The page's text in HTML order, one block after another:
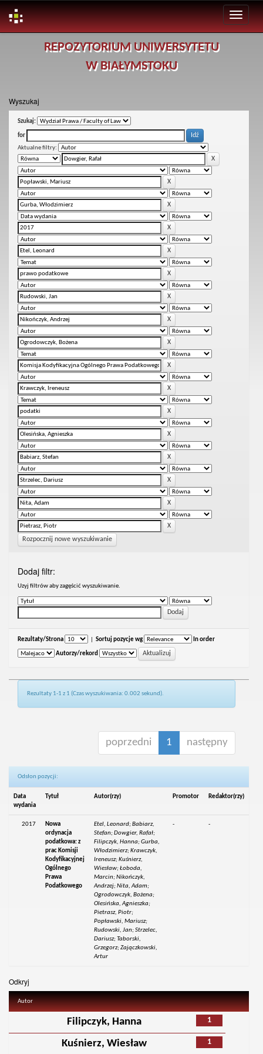
REPOZYTORIUM UNIWERSYTETU
W BIAŁYMSTOKU
Wyszukaj
Szukaj:
for
Aktualne filtry:
Rozpocznij nowe wyszukiwanie
Dodaj filtr:
Uzyj filtrów aby zagęścić wyszukiwanie.
Rezultaty/Strona Sortuj pozycje wg In order
Autorzy/rekord
Rezultaty 1-1 z 1 (Czas wyszukiwania: 0.002 sekund).
poprzedni 1 następny
Odsłon pozycji:
Data
wydania
Tytuł Autor(rzy) Promotor Redaktor(rzy)
2017
Nowa
ordynacja
podatkowa: z
prac Komisji
Kodyfikacyjnej
Ogólnego
Prawa
Podatkowego
Etel, Leonard; Babiarz,
Stefan; Dowgier, Rafał;
Filipczyk, Hanna; Gurba,
Włodzimierz; Krawczyk,
Ireneusz; Kuśnierz,
Wiesław; Łoboda,
Marcin; Nikończyk,
Andrzej; Nita, Adam;
Ogrodowczyk, Bożena;
Olesińska, Agnieszka;
Pietrasz, Piotr;
Popławski, Mariusz;
Rudowski, Jan; Strzelec,
Dariusz; Taborski,
Grzegorz; Zajączkowski,
Artur
- -
Odkryj
Autor
1
Filipczyk, Hanna
1
Kuśnierz, Wiesław